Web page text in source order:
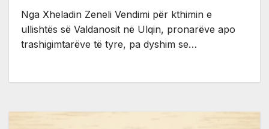
Nga Xheladin Zeneli Vendimi për kthimin e
ullishtës së Valdanosit në Ulqin, pronarëve apo
trashigimtarëve të tyre, pa dyshim se…